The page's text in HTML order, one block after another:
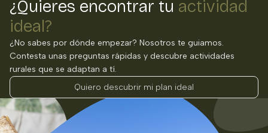
¿Quieres encontrar tu actividad
ideal?
¿No sabes por dónde empezar? Nosotros te guiamos.
Contesta unas preguntas rápidas y descubre actividades
rurales que se adaptan a tí.
Quiero descubrir mi plan ideal